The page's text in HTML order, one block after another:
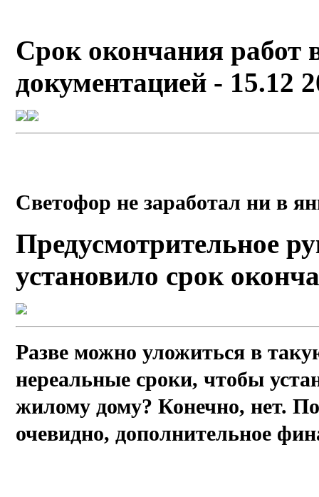
Срок окончания работ
документацией - 15.12
Светофор не заработал ни в
Предусмотрительное
установило срок
Разве можно уложиться в
нереальные сроки, чтобы
жилому дому? Конечно, нет.
очевидно, дополнительное